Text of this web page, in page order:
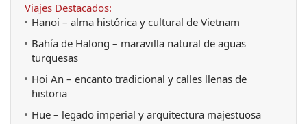
Viajes Destacados:
Hanoi – alma histórica y cultural de Vietnam
Bahía de Halong – maravilla natural de aguas
turquesas
Hoi An – encanto tradicional y calles llenas de
historia
Hue – legado imperial y arquitectura majestuosa